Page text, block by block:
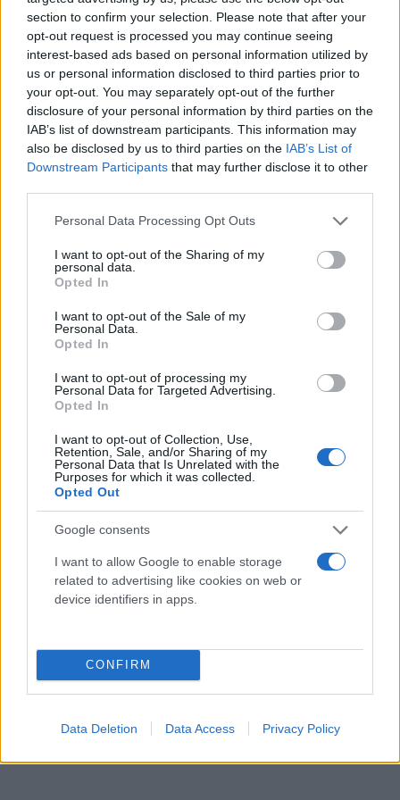
section to confirm your selection. Please note that after your
opt-out request is processed you may continue seeing
interest-based ads based on personal information utilized by
us or personal information disclosed to third parties prior to
your opt-out. You may separately opt-out of the further
disclosure of your personal information by third parties on the
IAB’s list of downstream participants. This information may
also be disclosed by us to third parties on the IAB’s List of
Downstream Participants that may further disclose it to other
Please note that this website/app uses one or more Google
not limited to your visit or usage behaviour. You may click to
grant or deny consent to Google and its third-party tags to
use your data for below specified purposes in below Google
consent section.
Personal Data Processing Opt Outs
I want to opt-out of the Sharing of my
personal data.
Opted In
I want to opt-out of the Sale of my
Personal Data.
Opted In
I want to opt-out of processing my
Personal Data for Targeted Advertising.
Opted In
I want to opt-out of Collection, Use,
Retention, Sale, and/or Sharing of my
Personal Data that Is Unrelated with the
Purposes for which it was collected.
Opted Out
Google consents
I want to allow Google to enable storage
related to advertising like cookies on web or
device identifiers in apps.
CONFIRM
Data Deletion Data Access Privacy Policy
λαμβάνοντας υπόψη και τη στάση των μελών της
Πολιτικής Γραμματείας, τα οποία την Τετάρτη
πέταξαν από πάνω τους την ευθύνη- ορθώς για
πολλούς- καθώς εξήγησαν ότι πρόκειται για μία
συμφωνία μεταξύ κυρίων και κυρίας.
Το Σάββατο, η διαδικασία θα είναι σχετικά
γίνουν, ενώ το συνέδριο θα εγκρίνει τις
υποψηφιότητες ως ενιαία πρόταση, τουτέστιν
«πακέτο». Πάντως, εκπλήξεις, εκτός φυσικά
συνέδριο να λειτουργεί ως ενδιάμεσος σταθμός
προετοιμασίας ενόψει της πραγματικής
εσωκομματικής μάχης. Στο τέλος της ημέρας, όλα
θα κριθούν τη 10η Σεπτεμβρίου όπου, αυτή τη
κάλπες, αφήνοντας τον δίευρο οβολό τους και
ψηφίζοντας για τη νέα ηγεσία του ΣΥΡΙΖΑ-ΠΣ.
Βέβαια, το κόμμα της Αξιωματικής Αντιπολίτευσης,
ενώ αναζητά ένα νέο Modus Operandi και μία νέα
προς την εκλογή νέας ηγεσίας χωρίς να έχει
αναγνώσει τα αίτια της βαριάς εκλογικής,
σαββατοκύριακα σηματοδοτούν μία νέα αρχή για
την Αξιωματική Αντιπολίτευση.